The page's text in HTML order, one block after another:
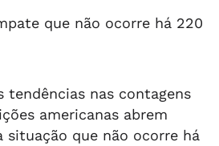
que não ocorre há 220
tendências nas contagens
americanas abrem
situação que não ocorre há